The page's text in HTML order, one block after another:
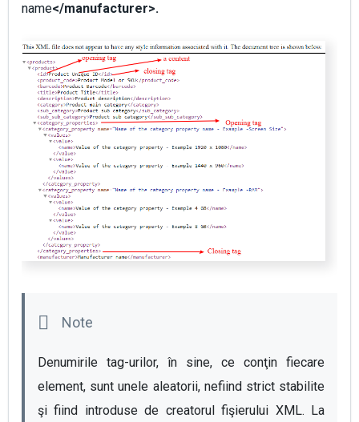
name</manufacturer>.
Denumirile tag-urilor, în sine, ce conţin fiecare
element, sunt unele aleatorii, nefiind strict stabilite
şi fiind introduse de creatorul fişierului XML. La